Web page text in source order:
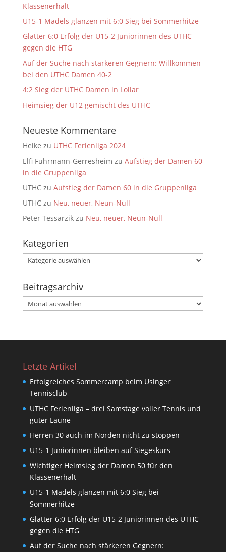
Klassenerhalt
U15-1 Mädels glänzen mit 6:0 Sieg bei Sommerhitze
Glatter 6:0 Erfolg der U15-2 Juniorinnen des UTHC
gegen die HTG
Auf der Suche nach stärkeren Gegnern: Willkommen
bei den UTHC Damen 40-2
4:2 Sieg der UTHC Damen in Lollar
Heimsieg der U12 gemischt des UTHC
Neueste Kommentare
Heike zu UTHC Ferienliga 2024
Elfi Fuhrmann-Gerresheim zu Aufstieg der Damen 60
in die Gruppenliga
UTHCzu Aufstieg der Damen 60 in die Gruppenliga
UTHCzu Neu, neuer, Neun-Null
Peter Tessarzikzu Neu, neuer, Neun-Null
Kategorien
Kategorien
Beitragsarchiv
Beitragsarchiv
Letzte Artikel
Erfolgreiches Sommercamp beim Usinger
Tennisclub
UTHC Ferienliga – drei Samstage voller Tennis und
guter Laune
Herren 30 auch im Norden nicht zu stoppen
U15-1 Juniorinnen bleiben auf Siegeskurs
Wichtiger Heimsieg der Damen 50 für den
Klassenerhalt
U15-1 Mädels glänzen mit 6:0 Sieg bei
Sommerhitze
Glatter 6:0 Erfolg der U15-2 Juniorinnen des UTHC
gegen die HTG
Auf der Suche nach stärkeren Gegnern: